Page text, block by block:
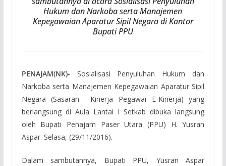
Hukum dan Narkoba serta Manajemen
Kepegawaian Aparatur Sipil Negara di Kantor
Bupati PPU
PENAJAM(NK)- Sosialisasi Penyuluhan Hukum dan
Narkoba serta Manajemen Kepegawaian Aparatur Sipil
Negara (Sasaran Kinerja Pegawai E-Kinerja) yang
berlangsung di Aula Lantai I Setkab dibuka langsung
oleh Bupati Penajam Paser Utara (PPU) H. Yusran
Aspar. Selasa, (29/11/2016).
Dalam sambutannya, Bupati PPU, Yusran Aspar